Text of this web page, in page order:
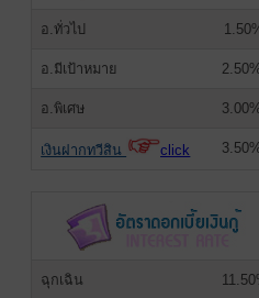
อ.ทั่วไป
อ.มีเป้าหมาย
อ.พิเศษ
เงินฝากทวีสิน click
ฉุกเฉิน